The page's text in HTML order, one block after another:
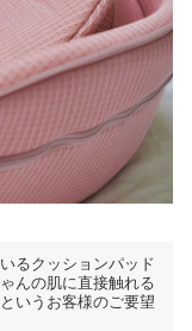
るクッションパッド
んの肌に直接触れる
いうお客様のご要望